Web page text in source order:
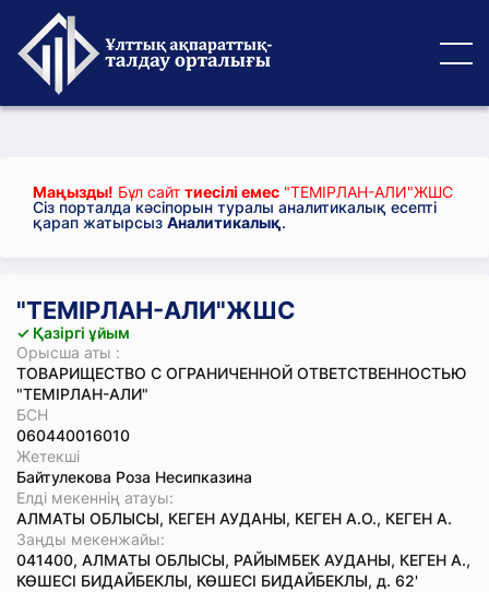
Маңызды! Бұл сайт тиесілі емес "ТЕМІРЛАН-АЛИ"ЖШС
Сіз порталда кәсіпорын туралы аналитикалық есепті
қарап жатырсыз Аналитикалық.
"ТЕМІРЛАН-АЛИ"ЖШС
✓ Қазіргі ұйым
Орысша аты :
ТОВАРИЩЕСТВО С ОГРАНИЧЕННОЙ ОТВЕТСТВЕННОСТЬЮ
"ТЕМІРЛАН-АЛИ"
БСН
060440016010
Жетекші
Байтулекова Роза Несипказина
Елді мекеннің атауы:
АЛМАТЫ ОБЛЫСЫ, КЕГЕН АУДАНЫ, КЕГЕН А.О., КЕГЕН А.
Заңды мекенжайы:
041400, АЛМАТЫ ОБЛЫСЫ, РАЙЫМБЕК АУДАНЫ, КЕГЕН А.,
КӨШЕСІ БИДАЙБЕКЛЫ, КӨШЕСІ БИДАЙБЕКЛЫ, д. 62'